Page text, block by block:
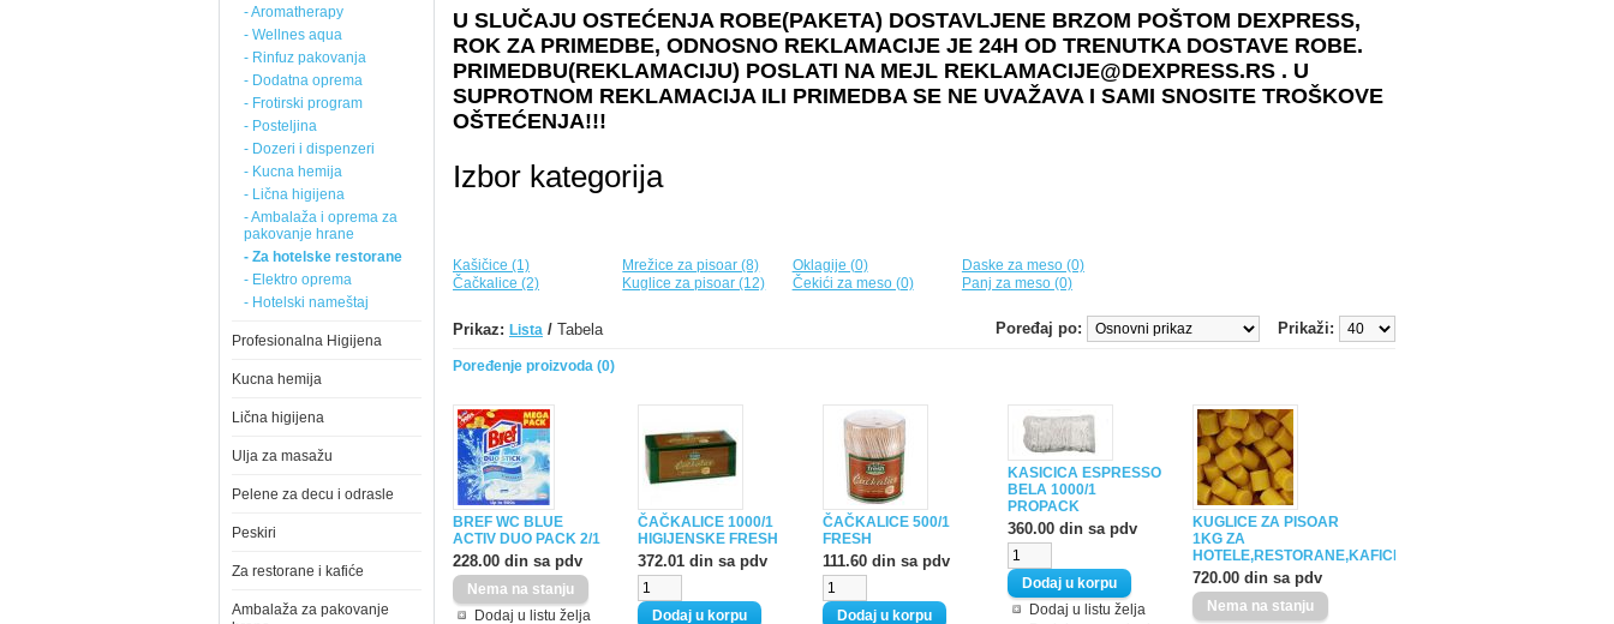
- Aromatherapy
- Wellnes aqua
- Rinfuz pakovanja
- Dodatna oprema
- Frotirski program
- Posteljina
- Dozeri i dispenzeri
- Kucna hemija
- Lična higijena
- Ambalaža i oprema za
pakovanje hrane
- Za hotelske restorane
- Elektro oprema
- Hotelski nameštaj
Profesionalna Higijena
Kucna hemija
Lična higijena
Ulja za masažu
Pelene za decu i odrasle
Peskiri
Za restorane i kafiće
Ambalaža za pakovanje
U SLUČAJU OSTEĆENJA ROBE(PAKETA) DOSTAVLJENE BRZOM POŠTOM DEXPRESS,
ROK ZA PRIMEDBE, ODNOSNO REKLAMACIJE JE 24H OD TRENUTKA DOSTAVE ROBE.
PRIMEDBU(REKLAMACIJU) POSLATI NA MEJL REKLAMACIJE@DEXPRESS.RS . U
SUPROTNOM REKLAMACIJA ILI PRIMEDBA SE NE UVAŽAVA I SAMI SNOSITE TROŠKOVE
OŠTEĆENJA!!!
Izbor kategorija
Kašičice (1)
Čačkalice (2)
Mrežice za pisoar (8)
Kuglice za pisoar (12)
Oklagije (0)
Čekići za meso (0)
Daske za meso (0)
Panj za meso (0)
Prikaz: Lista / Tabela Prikaži:
Poređaj po:
Poređenje proizvoda (0)
BREF WC BLUE
ACTIV DUO PACK 2/1
228.00 din sa pdv
Dodaj u listu želja
ČAČKALICE 1000/1
HIGIJENSKE FRESH
372.01 din sa pdv
ČAČKALICE 500/1
FRESH
111.60 din sa pdv
KASICICA ESPRESSO
BELA 1000/1
PROPACK
360.00 din sa pdv
Dodaj u listu želja
KUGLICE ZA PISOAR
1KG ZA
HOTELE,RESTORANE,KAFICE
720.00 din sa pdv